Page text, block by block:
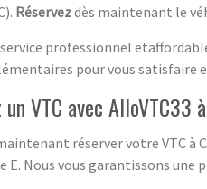
Réservezdès maintenant le
professionnel
pour vous satisfaire
un VTC avec AlloVTC33
réserver votre VTC à
E. Nous vous garantissons